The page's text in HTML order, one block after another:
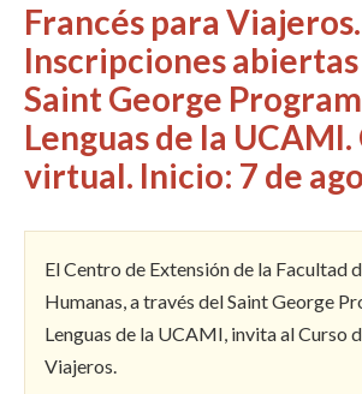
Francés para Viajeros.
Inscripciones abiertas
Saint George
Lenguas de la UCAMI.
virtual. Inicio: 7 de
El Centro de Extensión de la Facultad
Humanas, a través del Saint George
Lenguas de la UCAMI, invita al Curso
Viajeros.